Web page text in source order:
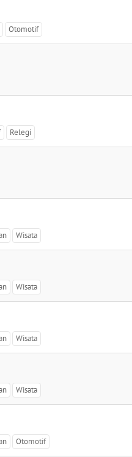
Otomotif
Relegi
Wisata
Wisata
Wisata
Wisata
Otomotif